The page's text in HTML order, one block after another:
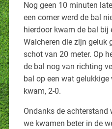
Nog geen 10 minuten
een corner werd de bal
hierdoor kwam de bal bij
Walcheren die zijn geluk
schot van 20 meter. Op
de bal nog van richting
bal op een wat
kwam, 2-0.
Ondanks de achterstand
we kwamen beter in de